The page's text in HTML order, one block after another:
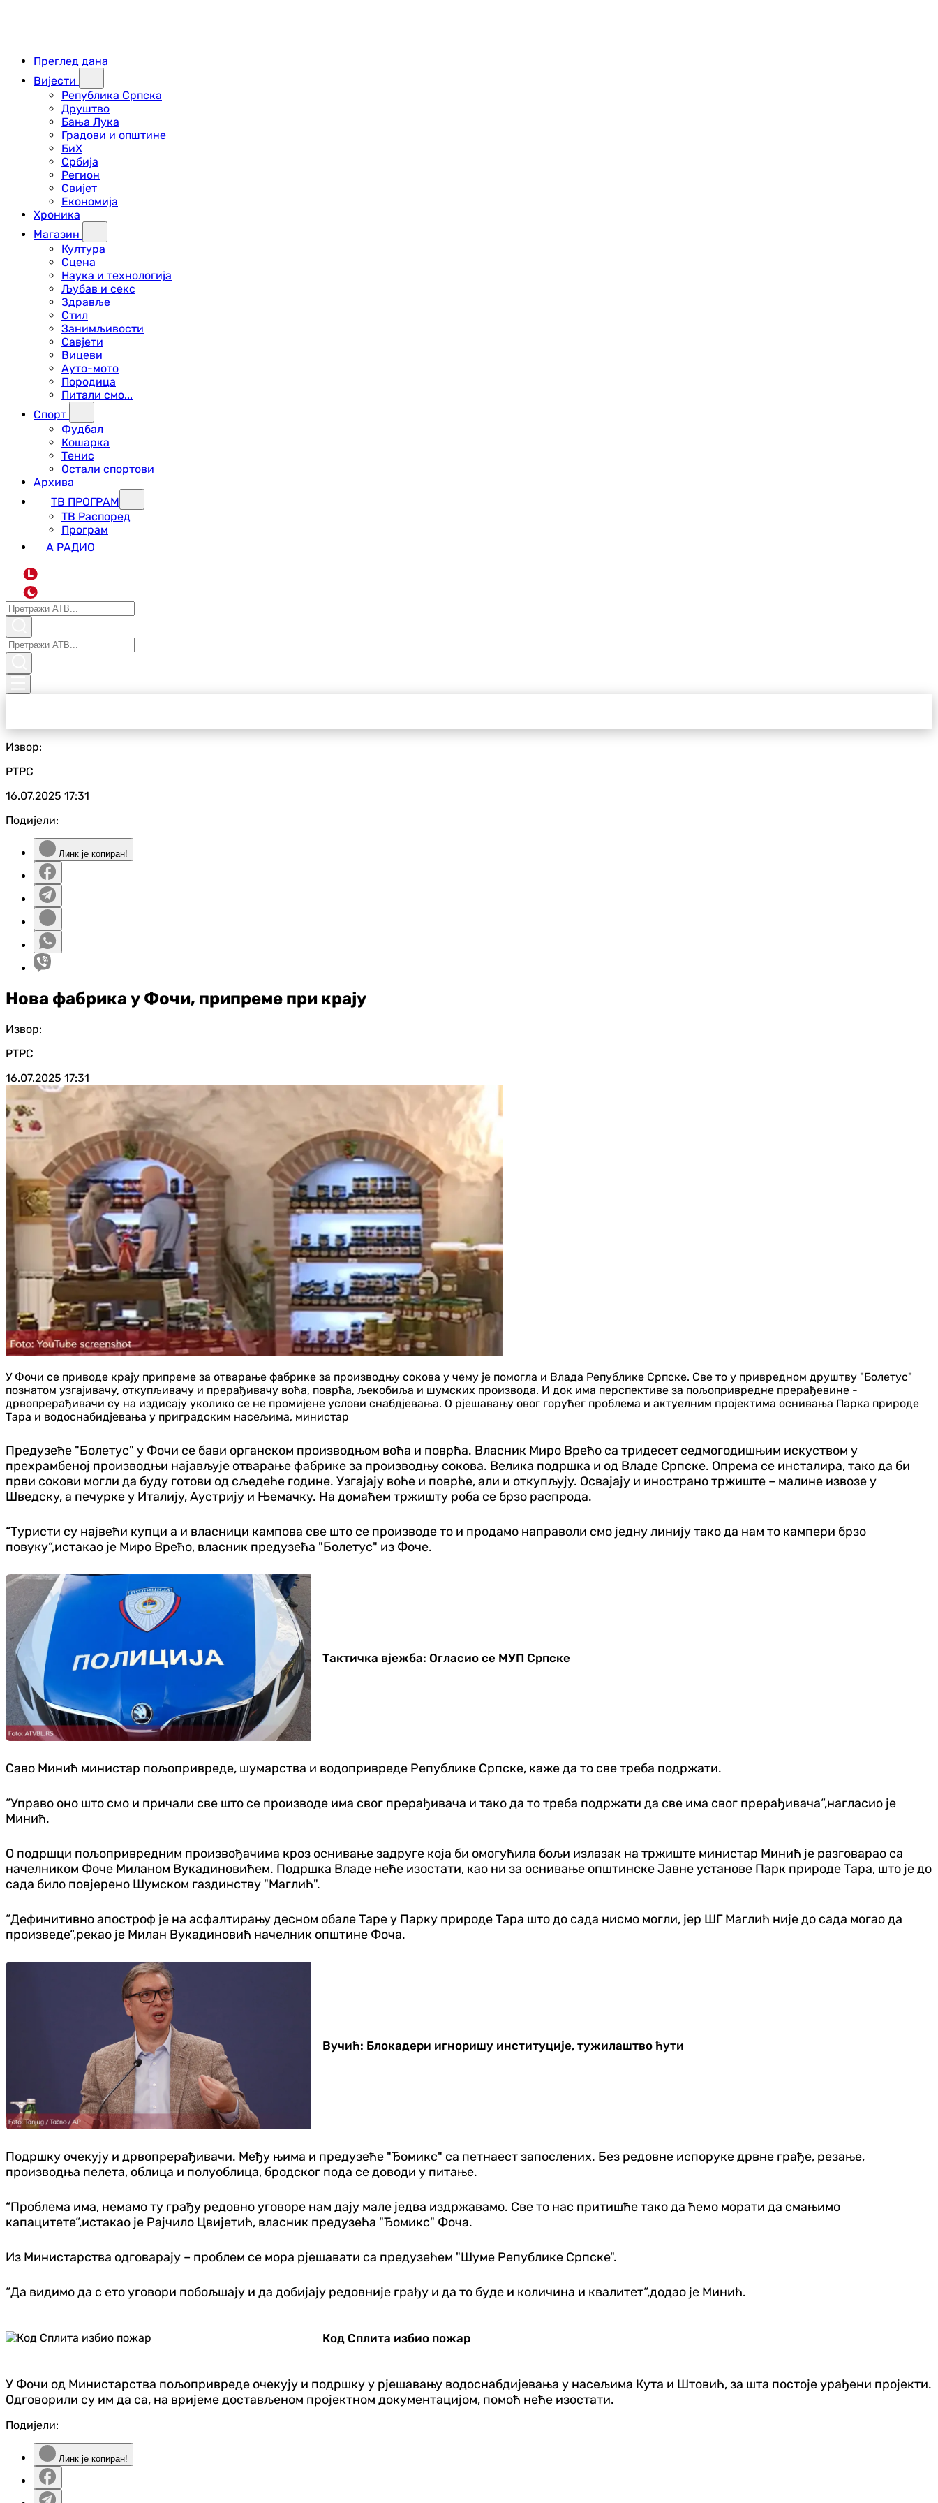
Преглед дана
Вијести
Република Српска
Друштво
Бања Лука
Градови и општине
БиХ
Србија
Регион
Свијет
Економија
Хроника
Магазин
Култура
Сцена
Наука и технологија
Љубав и секс
Здравље
Стил
Занимљивости
Савјети
Вицеви
Ауто-мото
Породица
Питали смо...
Спорт
Фудбал
Кошарка
Тенис
Остали спортови
Архива
ТВ ПРОГРАМ
ТВ Распоред
Програм
А РАДИО
L
Извор:
РТРС
16.07.2025 17:31
Подијели:
Линк је копиран!
Нова фабрика у Фочи, припреме при крају
Извор:
РТРС
16.07.2025 17:31
У Фочи се приводе крају припреме за отварање фабрике за производњу сокова у чему је помогла и Влада Републике Српске. Све то у привредном друштву "Болетус"
познатом узгајивачу, откупљивачу и прерађивачу воћа, поврћа, љекобиља и шумских производа. И док има перспективе за пољопривредне прерађевине -
дрвопрерађивачи су на издисају уколико се не промијене услови снабдјевања. О рјешавању овог горућег проблема и актуелним пројектима оснивања Парка природе
Тара и водоснабидјевања у приградским насељима, министар
Предузеће "Болетус" у Фочи се бави органском производњом воћа и поврћа. Власник Миро Врећо са тридесет седмогодишњим искуством у
прехрамбеној производњи најављује отварање фабрике за производњу сокова. Велика подршка и од Владе Српске. Опрема се инсталира, тако да би
први сокови могли да буду готови од сљедеће године. Узгајају воће и поврће, али и откупљују. Освајају и инострано тржиште – малине извозе у
Шведску, а печурке у Италију, Аустрију и Њемачку. На домаћем тржишту роба се брзо распрода.
“Туристи су највећи купци а и власници кампова све што се производе то и продамо направоли смо једну линију тако да нам то кампери брзо
повуку“,истакао је Миро Врећо, власник предузећа "Болетус" из Фоче.
Тактичка вјежба: Огласио се МУП Српске
Саво Минић министар пољопривреде, шумарства и водопривреде Републике Српске, каже да то све треба подржати.
“Управо оно што смо и причали све што се производе има свог прерађивача и тако да то треба подржати да све има свог прерађивача“,нагласио је
Минић.
О подршци пољопривредним произвођачима кроз оснивање задруге која би омогућила бољи излазак на тржиште министар Минић је разговарао са
начелником Фоче Миланом Вукадиновићем. Подршка Владе неће изостати, као ни за оснивање општинске Јавне установе Парк природе Тара, што је до
сада било повјерено Шумском газдинству "Маглић".
“Дефинитивно апостроф је на асфалтирању десном обале Таре у Парку природе Тара што до сада нисмо могли, јер ШГ Маглић није до сада могао да
произведе“,рекао је Милан Вукадиновић начелник општине Фоча.
Вучић: Блокадери игноришу институције, тужилаштво ћути
Подршку очекују и дрвопрерађивачи. Међу њима и предузеће "Ђомикс" са петнаест запослених. Без редовне испоруке дрвне грађе, резање,
производња пелета, облица и полуоблица, бродског пода се доводи у питање.
“Проблема има, немамо ту грађу редовно уговоре нам дају мале једва издржавамо. Све то нас притишће тако да ћемо морати да смањимо
капацитете“,истакао је Рајчило Цвијетић, власник предузећа "Ђомикс" Фоча.
Из Министарства одговарају – проблем се мора рјешавати са предузећем "Шуме Републике Српске".
“Да видимо да с ето уговори побољшају и да добијају редовније грађу и да то буде и количина и квалитет“,додао је Минић.
Код Сплита избио пожар
У Фочи од Министарства пољопривреде очекују и подршку у рјешавању водоснабдијевања у насељима Кута и Штовић, за шта постоје урађени пројекти.
Одговорили су им да са, на вријеме достављеном пројектном документацијом, помоћ неће изостати.
Подијели:
Линк је копиран!